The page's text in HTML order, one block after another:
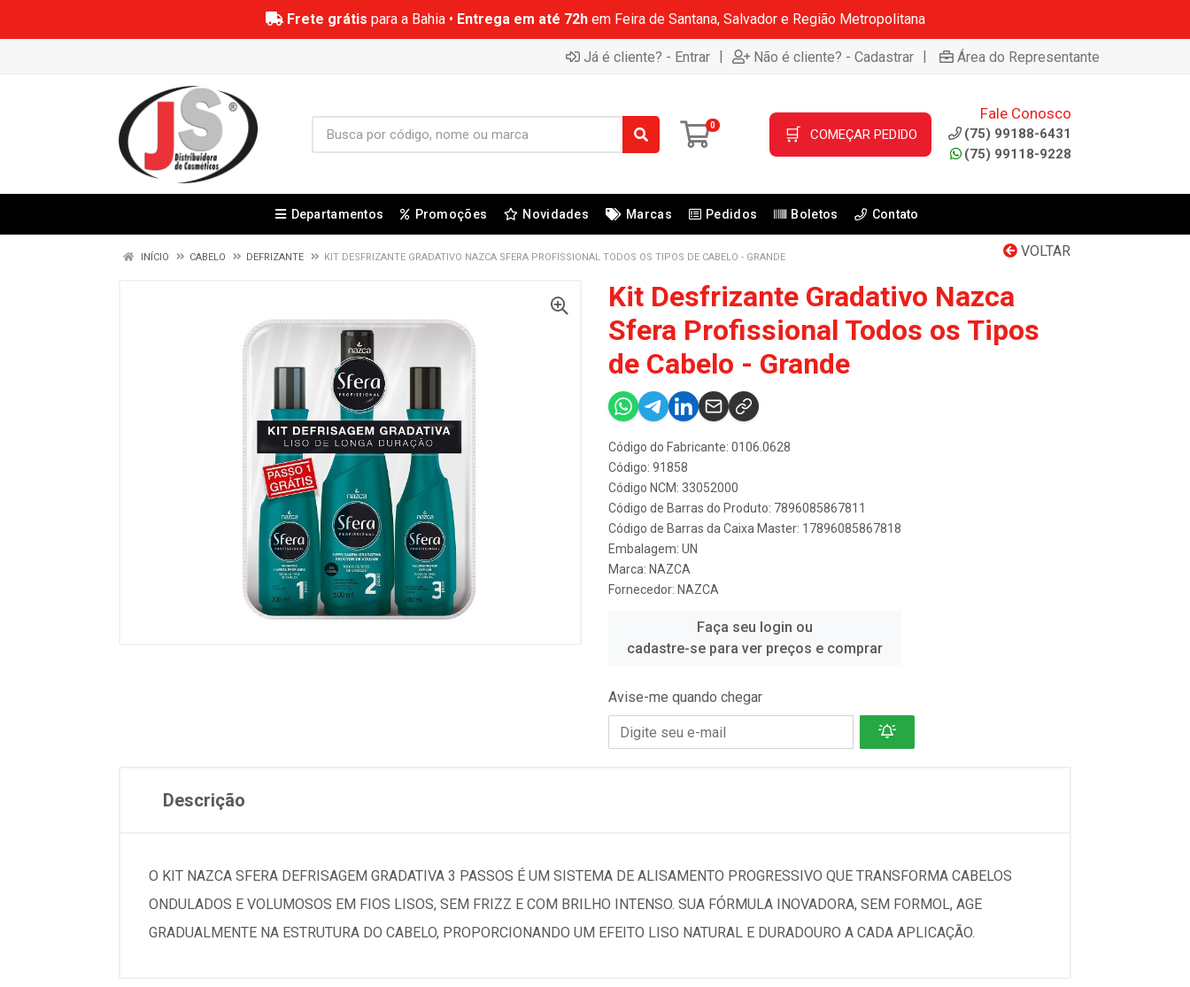
Frete grátis para a Bahia • Entrega em até 72hem Feira de Santana, Salvador e Região Metropolitana
Já é cliente? - Entrar | Não é cliente? - Cadastrar | Área do Representante
0 🛒 COMEÇAR PEDIDO
Fale Conosco
(75) 99188-6431
(75) 99118-9228
Departamentos Promoções Novidades Marcas Pedidos Boletos Contato
VOLTAR
INÍCIO CABELO DEFRIZANTE KIT DESFRIZANTE GRADATIVO NAZCA SFERA PROFISSIONAL TODOS OS TIPOS DE CABELO - GRANDE
Kit Desfrizante Gradativo Nazca
Sfera Profissional Todos os Tipos
de Cabelo - Grande
Código do Fabricante: 0106.0628
Código: 91858
Código NCM: 33052000
Código de Barras do Produto: 7896085867811
Código de Barras da Caixa Master: 17896085867818
Embalagem: UN
Marca: NAZCA
Fornecedor: NAZCA
Faça seu login ou
cadastre-se para ver preços e comprar
Avise-me quando chegar
Descrição
O KIT NAZCA SFERA DEFRISAGEM GRADATIVA 3 PASSOS É UM SISTEMA DE ALISAMENTO PROGRESSIVO QUE TRANSFORMA CABELOS
ONDULADOS E VOLUMOSOS EM FIOS LISOS, SEM FRIZZ E COM BRILHO INTENSO. SUA FÓRMULA INOVADORA, SEM FORMOL, AGE
GRADUALMENTE NA ESTRUTURA DO CABELO, PROPORCIONANDO UM EFEITO LISO NATURAL E DURADOURO A CADA APLICAÇÃO.